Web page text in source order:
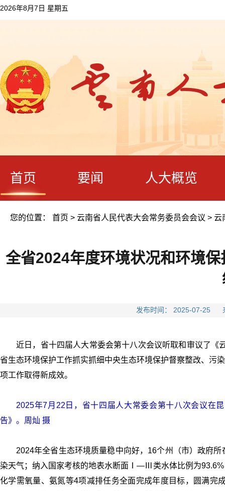
2026年8月7日 星期五
首页 要闻 人大概览
您的位置： 首页 > 云南省人民代表大会常务委员会会议 > 云
全省2024年度环境状况和环境
发布时间： 2025-07-25
近日，省十四届人大常委会第十八次会议听取和审议了
省生态环境保护工作抓实抓细中央生态环境保护督察整改、污
项工作取得新成效。
2025年7月22日，省十四届人大常委会第十八次会议在
告》。周灿 摄
2024年全省生态环境质量稳中向好，16个州（市）政府
染天气；纳入国家考核的地表水断面Ⅰ—Ⅲ类水体比例为93.6%
化学需氧量、氨氮等4项减排任务全面完成年度目标，圆满完